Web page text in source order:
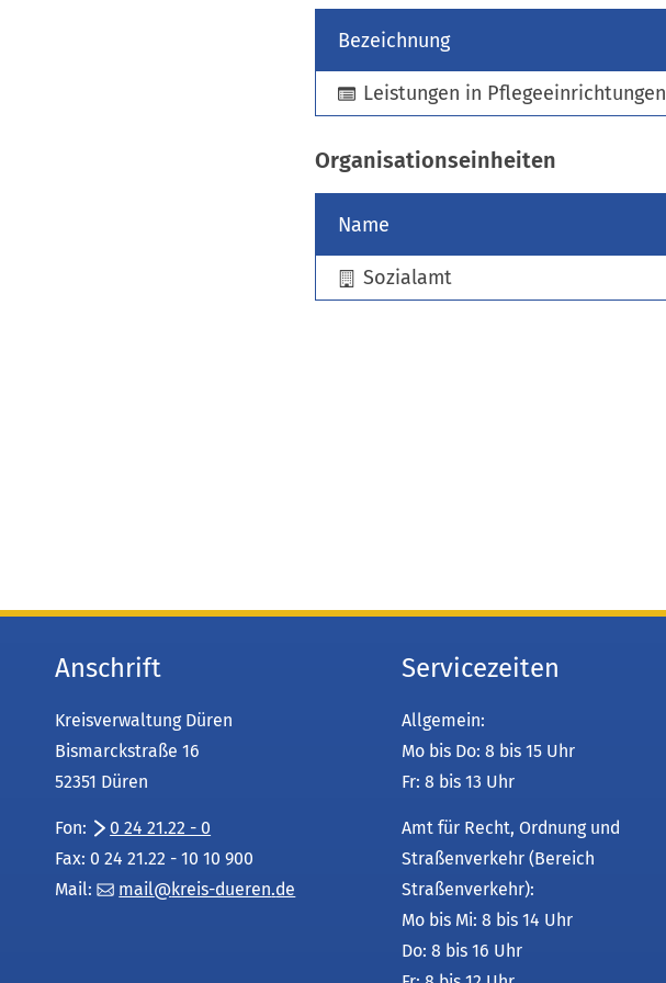
Bezeichnung
Leistungen in Pflegeeinrichtungen
Organisationseinheiten
Name
Sozialamt
Anschrift
Kreisverwaltung Düren
Bismarckstraße 16
52351 Düren
Fon:
0 24 21.22 - 0
Fax: 0 24 21.22 - 10 10 900
Mail:
mail kreis-dueren de
Servicezeiten
Allgemein:
Mo bis Do: 8 bis 15 Uhr
Fr: 8 bis 13 Uhr
Amt für Recht, Ordnung und
Straßenverkehr (Bereich
Straßenverkehr):
Mo bis Mi: 8 bis 14 Uhr
Do: 8 bis 16 Uhr